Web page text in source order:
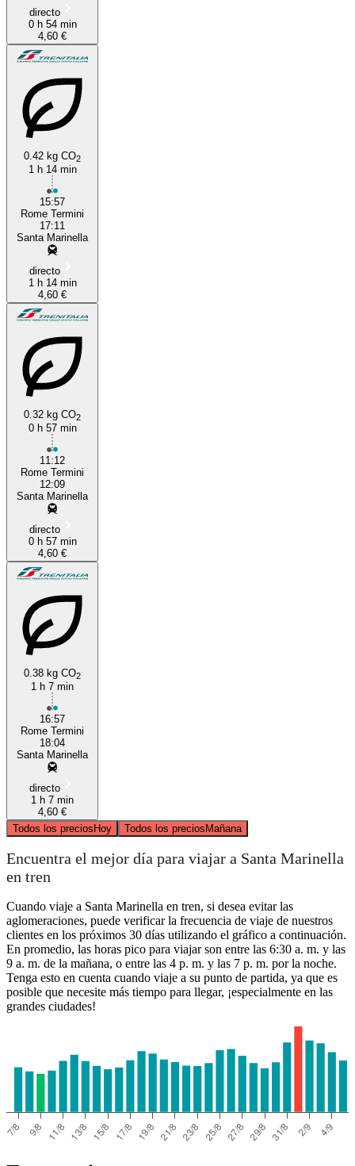
directo
0 h 54 min
4,60 €
0.42 kg CO2
1 h 14 min
15:57
Rome Termini
17:11
Santa Marinella
directo
1 h 14 min
4,60 €
0.32 kg CO2
0 h 57 min
11:12
Rome Termini
12:09
Santa Marinella
directo
0 h 57 min
4,60 €
0.38 kg CO2
1 h 7 min
16:57
Rome Termini
18:04
Santa Marinella
directo
1 h 7 min
4,60 €
Todos los preciosHoy Todos los preciosMañana
Encuentra el mejor día para viajar a Santa Marinella
en tren
Cuando viaje a Santa Marinella en tren, si desea evitar las
aglomeraciones, puede verificar la frecuencia de viaje de nuestros
clientes en los próximos 30 días utilizando el gráfico a continuación.
En promedio, las horas pico para viajar son entre las 6:30 a. m. y las
9 a. m. de la mañana, o entre las 4 p. m. y las 7 p. m. por la noche.
Tenga esto en cuenta cuando viaje a su punto de partida, ya que es
posible que necesite más tiempo para llegar, ¡especialmente en las
grandes ciudades!